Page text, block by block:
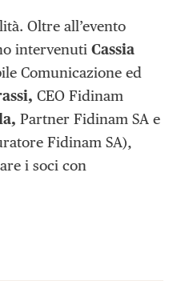
Oltre all’evento
intervenutiCassia
Comunicazione ed
CEO Fidinam
Partner Fidinam SA e
Fidinam SA),
i soci con